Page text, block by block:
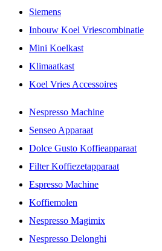
Siemens
Inbouw Koel Vriescombinatie
Mini Koelkast
Klimaatkast
Koel Vries Accessoires
Nespresso Machine
Senseo Apparaat
Dolce Gusto Koffieapparaat
Filter Koffiezetapparaat
Espresso Machine
Koffiemolen
Nespresso Magimix
Nespresso Delonghi